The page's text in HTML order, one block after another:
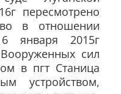
пересмотрено
в отношении
января 2015г
сил
в пгт Станица
устройством,